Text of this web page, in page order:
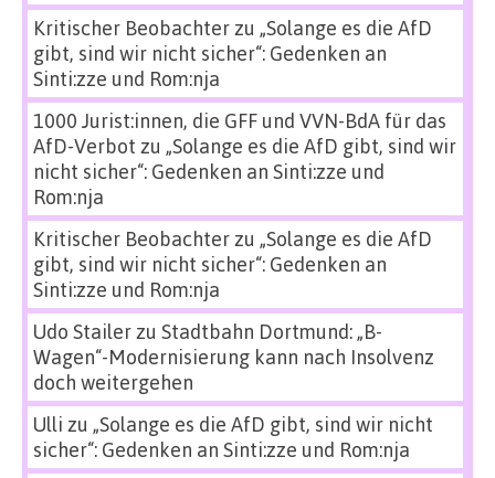
Kritischer Beobachterzu „Solange es die AfD
gibt, sind wir nicht sicher“: Gedenken an
Sinti:zze und Rom:nja
1000 Jurist:innen, die GFF und VVN-BdA für das
AfD-Verbot zu „Solange es die AfD gibt, sind wir
nicht sicher“: Gedenken an Sinti:zze und
Rom:nja
Kritischer Beobachterzu „Solange es die AfD
gibt, sind wir nicht sicher“: Gedenken an
Sinti:zze und Rom:nja
Udo Stailerzu Stadtbahn Dortmund: „B-
Wagen“-Modernisierung kann nach Insolvenz
doch weitergehen
Ulli zu „Solange es die AfD gibt, sind wir nicht
sicher“: Gedenken an Sinti:zze und Rom:nja